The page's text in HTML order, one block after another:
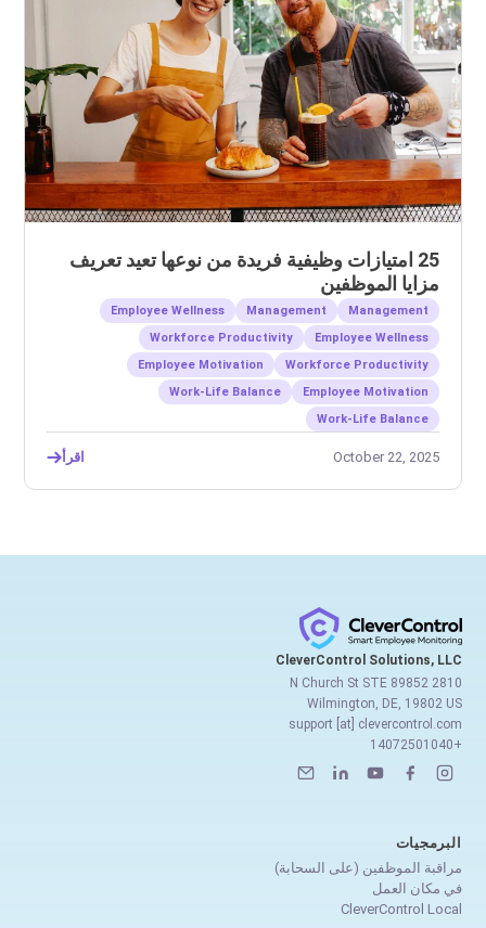
25 امتيازات وظيفية فريدة من نوعها تعيد تعريف
مزايا الموظفين
Management
Management
Employee Wellness
Employee Wellness
Workforce Productivity
Workforce Productivity
Employee Motivation
Employee Motivation
Work-Life Balance
Work-Life Balance
October 22, 2025 اقرأ
CleverControl Solutions, LLC
2810 N Church St STE 89852
Wilmington, DE, 19802 US
support [at] clevercontrol.com
+14072501040
البرمجيات
مراقبة الموظفين (على السحابة)
في مكان العمل
CleverControl Local